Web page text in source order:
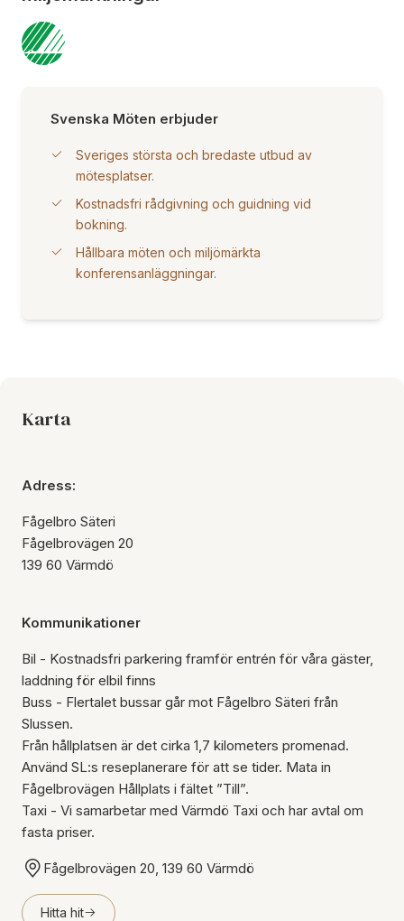
Svenska Möten erbjuder
Sveriges största och bredaste utbud av
mötesplatser.
Kostnadsfri rådgivning och guidning vid
bokning.
Hållbara möten och miljömärkta
konferensanläggningar.
Adress:
Fågelbro Säteri
Fågelbrovägen 20
139 60 Värmdö
Kommunikationer
Bil - Kostnadsfri parkering framför entrén för våra gäster,
laddning för elbil finns
Buss - Flertalet bussar går mot Fågelbro Säteri från
Slussen.
Från hållplatsen är det cirka 1,7 kilometers promenad.
Använd SL:s reseplanerare för att se tider. Mata in
Fågelbrovägen Hållplats i fältet ”Till”.
Taxi - Vi samarbetar med Värmdö Taxi och har avtal om
fasta priser.
Fågelbrovägen 20, 139 60 Värmdö
Hitta hit
Karta